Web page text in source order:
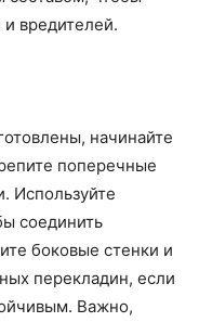
и вредителей.
начинайте
поперечные
Используйте
соединить
боковые стенки и
перекладин, если
Важно,